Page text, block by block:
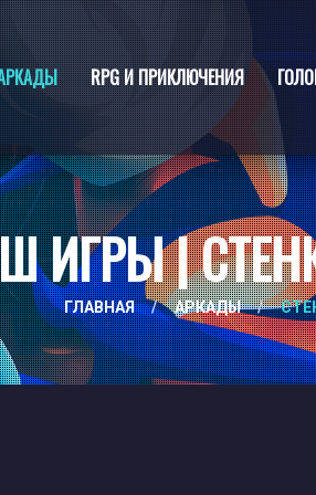
RPG И ПРИКЛЮЧЕНИЯ
ИГРЫ |
ГЛАВНАЯ / АРКАДЫ /